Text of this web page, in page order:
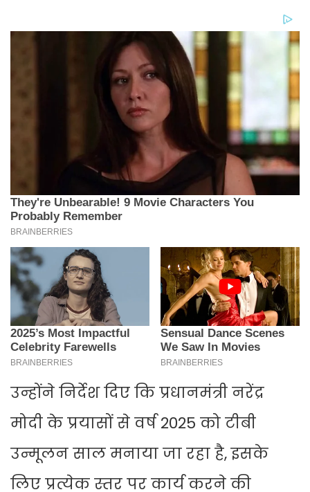
उन्होंने निर्देश दिए कि प्रधानमंत्री नरेंद्र
मोदी के प्रयासों से वर्ष 2025 को टीबी
उन्मूलन साल मनाया जा रहा है, इसके
लिए प्रत्येक स्तर पर कार्य करने की